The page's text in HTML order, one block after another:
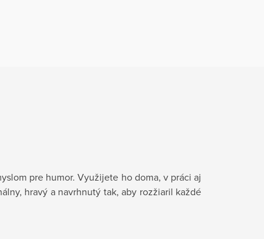
pre humor. Využijete ho doma, v práci aj
hravý a navrhnutý tak, aby rozžiaril každé